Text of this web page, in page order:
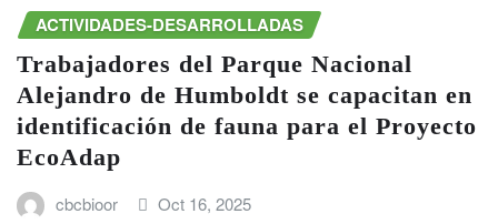
ACTIVIDADES-DESARROLLADAS
Trabajadores del Parque Nacional
Alejandro de Humboldt se capacitan en
identificación de fauna para el Proyecto
EcoAdap
cbcbioor Oct 16, 2025